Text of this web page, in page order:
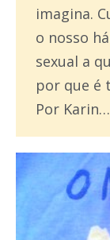
imagina.
o nosso
sexual a
por que é
Por Karin…